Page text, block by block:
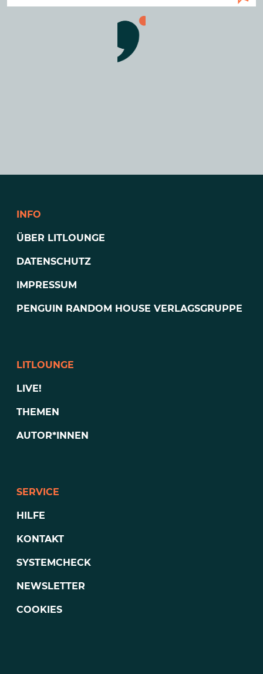
INFO
ÜBER LITLOUNGE
DATENSCHUTZ
IMPRESSUM
PENGUIN RANDOM HOUSE VERLAGSGRUPPE
LITLOUNGE
LIVE!
THEMEN
AUTOR*INNEN
SERVICE
HILFE
KONTAKT
SYSTEMCHECK
NEWSLETTER
COOKIES